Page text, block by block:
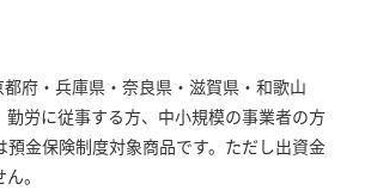
府・兵庫県・奈良県・滋賀県・和歌山
労に従事する方、中小規模の事業者の方
金保険制度対象商品です。ただし出資金
。